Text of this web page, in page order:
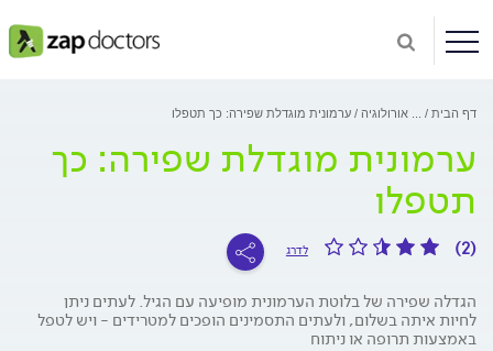
דף הבית אורולוגיה ערמונית מוגדלת שפירה: כך תטפלו
ערמונית מוגדלת שפירה: כך
תטפלו
(2) לדרג
הגדלה שפירה של בלוטת הערמונית מופיעה עם הגיל. לעתים ניתן
לחיות איתה בשלום, ולעתים התסמינים הופכים למטרידים - ויש לטפל
באמצעות תרופה או ניתוח